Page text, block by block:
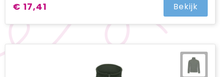
€ 17,41 Bekijk